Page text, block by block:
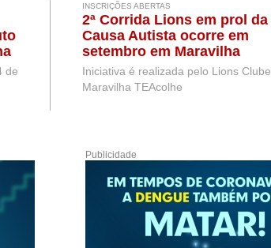
de
INSCRIÇÕES ABERTAS
2ª Corrida Lions em prol da
Causa Autista ocorre em
setembro em Maravilha
Iniciativa é realizada pelo Lions Clube
Maravilha TEAcolhe
Publicidade